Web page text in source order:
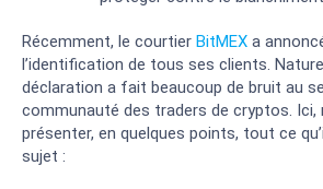
Récemment, le courtier BitMEX a
l’identification de tous ses clients.
déclaration a fait beaucoup de bruit au
communauté des traders de cryptos. Ici,
présenter, en quelques points, tout ce
sujet :